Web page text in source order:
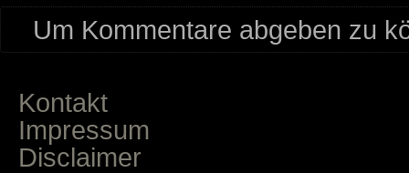
Um Kommentare abgeben zu
Kontakt
Impressum
Disclaimer